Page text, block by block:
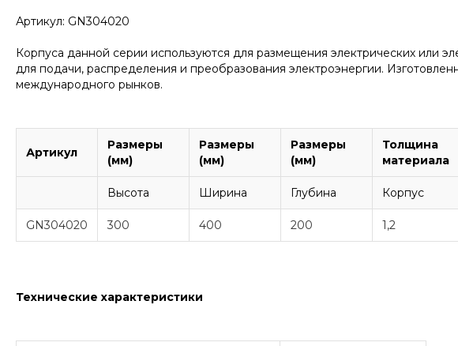
Артикул: GN304020
Корпуса данной серии используются для размещения электрических или
для подачи, распределения и преобразования электроэнергии.
международного рынков.
Артикул
Размеры
(мм)
Размеры
(мм)
Размеры
(мм)
Толщина
материала
Высота Ширина Глубина Корпус
GN304020 300 400 200 1,2
Технические характеристики